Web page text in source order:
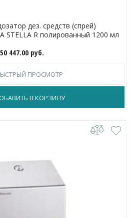
дез. средств (спрей)
STELLA R полированный 1200 мл
50 447.00 руб.
ПРОСМОТР
В КОРЗИНУ